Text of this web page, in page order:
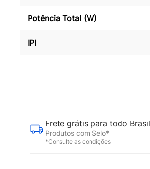
Potência Total (W)
IPI
Frete grátis para todo Brasil
Produtos com Selo*
*Consulte as condições